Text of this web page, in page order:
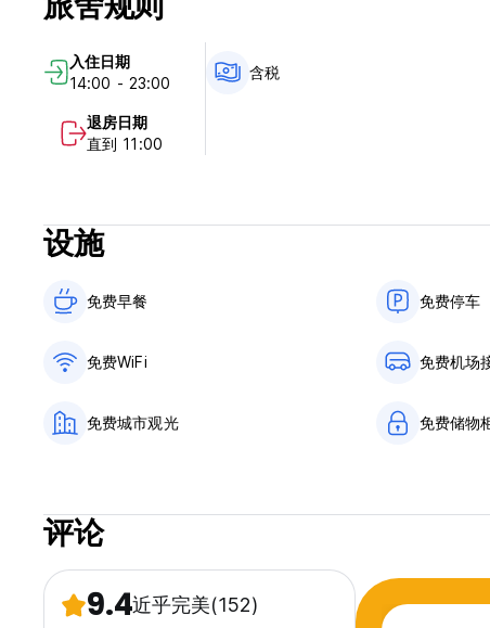
- 乘船游览（3天2夜最多）
- 礼物是河江循环T恤
Ha Giang Safari Hostel & Motorbikes位于河江，提供spa设施
提供免费私人停车场和付费机场班车服务。
住宿加早餐旅馆的客房配有衣柜。每间客房均配有共用浴室、保
客房均配有床单和毛巾。
该地区的热门活动有骑行。这家住宿加早餐旅馆提供汽车租赁
language)
入住日期
14:00 - 23:00
退房日期
直到 11:00
含税
设施
免费早餐‎ 免费停车
免费WiFi 免费机场
免费城市观光 免费储物
评论
9.4近乎完美(152)